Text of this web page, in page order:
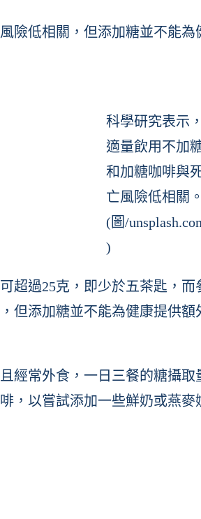
險低相關，但添加糖並不能
科學研究表示，
適量飲用不加
和加糖咖啡與
亡風險低相關。
(圖/
)
超過25克，即少於五茶匙，
但添加糖並不能為健康提供
經常外食，一日三餐的糖攝
，以嘗試添加一些鮮奶或燕